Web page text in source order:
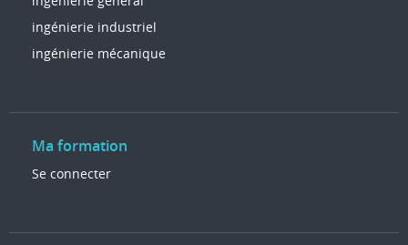
ingénierie industriel
ingénierie mécanique
Ma formation
Se connecter